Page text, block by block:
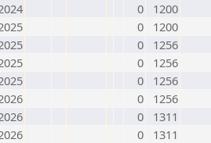
0
1200
0
1200
0
1256
0
1256
0
1256
0
1256
0
1311
0
1311